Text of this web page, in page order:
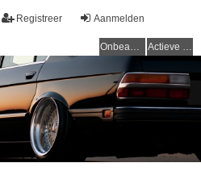
Aanmelden
Registreer
Onbeantwoorde onderwerpen Actieve onderwerpen